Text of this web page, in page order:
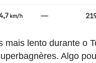
mais lento durante o
Algo